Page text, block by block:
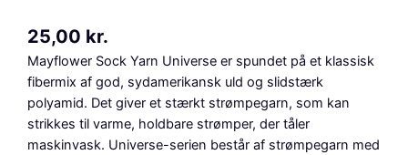
25,00 kr.
Mayflower Sock Yarn Universe er spundet på et klassisk
fibermix af god, sydamerikansk uld og slidstærk
polyamid. Det giver et stærkt strømpegarn, som kan
strikkes til varme, holdbare strømper, der tåler
maskinvask. Universe-serien består af strømpegarn med